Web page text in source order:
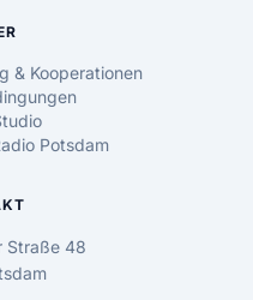
& Kooperationen
Potsdam
Straße 48